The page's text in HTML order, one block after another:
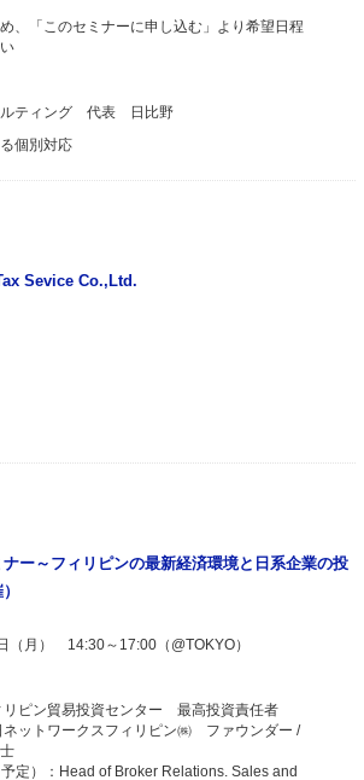
、「このセミナーに申し込む」より希望日程
ルティング 代表 日比野
個別対応
Sevice Co.,Ltd.
ー～フィリピンの最新経済環境と日系企業の投
（月） 14:30～17:00（@TOKYO）
リピン貿易投資センター 最高投資責任者
ネットワークスフィリピン㈱ ファウンダー /
定）：Head of Broker Relations. Sales and